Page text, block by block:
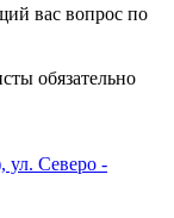
вас вопрос по
обязательно
ул. Северо -